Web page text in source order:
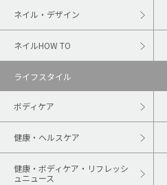
ネイル・デザイン
ネイルHOW TO
ライフスタイル
ボディケア
健康・ヘルスケア
健康・ボディケア・リフレッシ
ュニュース